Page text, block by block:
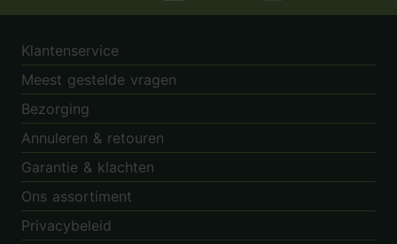
Klantenservice
Meest gestelde vragen
Bezorging
Annuleren & retouren
Garantie & klachten
Ons assortiment
Privacybeleid